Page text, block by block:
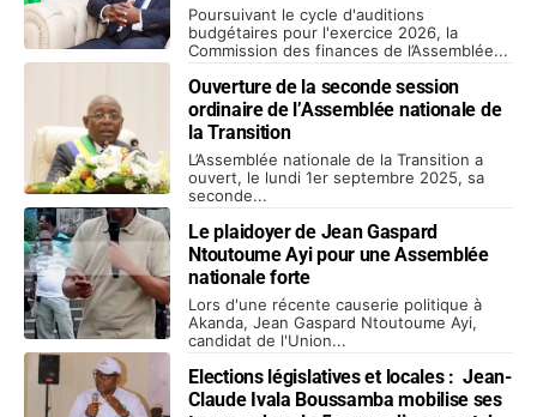
Poursuivant le cycle d'auditions
budgétaires pour l'exercice 2026, la
Commission des finances de l’Assemblée...
Ouverture de la seconde session
ordinaire de l’Assemblée nationale de
la Transition
L’Assemblée nationale de la Transition a
ouvert, le lundi 1er septembre 2025, sa
seconde...
Le plaidoyer de Jean Gaspard
Ntoutoume Ayi pour une Assemblée
nationale forte
Lors d'une récente causerie politique à
Akanda, Jean Gaspard Ntoutoume Ayi,
candidat de l'Union...
Elections législatives et locales : Jean-
Claude Ivala Boussamba mobilise ses